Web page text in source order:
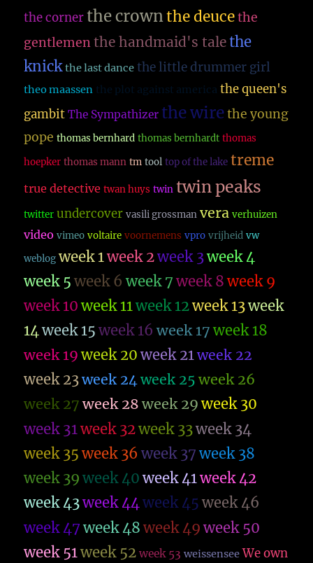
the corner the crownthe deuce the
gentlemen the handmaid's talethe
knick the last dance the little drummer girl
theo maassen the plot against america the queen's
gambit The Sympathizer the wire the young
pope thomas bernhard thomas bernhardt thomas
hoepker thomas mann tm tool top of the lake treme
true detective twan huys twin twin peaks
twitter undercover vasili grossman vera verhuizen
video vimeo voltaire voornemens vpro vrijheid vw
weblog week 1week 2week 3week 4
week 5 week 6 week 7 week 8 week 9
week 10 week 11week 12week 13week
14week 15 week 16 week 17 week 18
week 19 week 20 week 21week 22
week 23week 24week 25 week 26
week 27 week 28 week 29 week 30
week 31week 32week 33week 34
week 35 week 36 week 37 week 38
week 39 week 40 week 41week 42
week 43week 44week 45 week 46
week 47 week 48 week 49 week 50
week 51week 52 week 53 weissensee We own